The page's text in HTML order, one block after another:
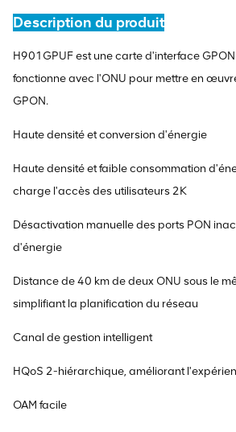
Description du produit
H901GPUF est une carte d'interface
fonctionne avec l'ONU pour mettre en
GPON.
Haute densité et conversion d'énergie
Haute densité et faible consommation
charge l'accès des utilisateurs 2K
Désactivation manuelle des ports PON
d'énergie
Distance de 40 km de deux ONU sous le
simplifiant la planification du réseau
Canal de gestion intelligent
HQoS 2-hiérarchique, améliorant
OAM facile